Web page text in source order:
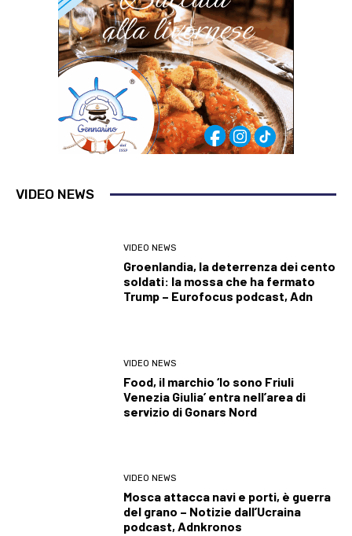
VIDEO NEWS
VIDEO NEWS
Groenlandia, la deterrenza dei cento
soldati: la mossa che ha fermato
Trump – Eurofocus podcast, Adn
VIDEO NEWS
Food, il marchio ‘Io sono Friuli
Venezia Giulia’ entra nell’area di
servizio di Gonars Nord
VIDEO NEWS
Mosca attacca navi e porti, è guerra
del grano – Notizie dall’Ucraina
podcast, Adnkronos